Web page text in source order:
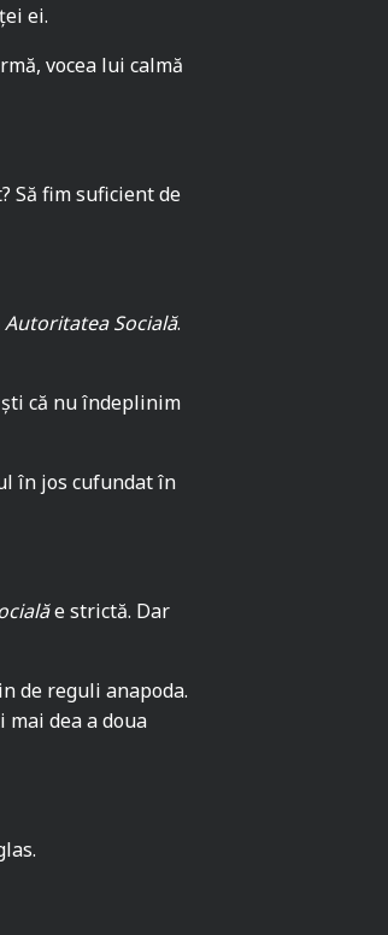
ei.
vocea lui calmă
Să fim suficient de
Autoritatea Socială.
că nu îndeplinim
în jos cufundat în
e strictă. Dar
de reguli anapoda.
mai dea a doua